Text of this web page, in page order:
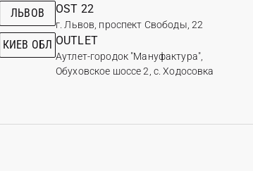
ЛЬВОВ OST 22
г. Львов, проспект Свободы, 22
КИЕВ ОБЛ OUTLET
Аутлет-городок "Мануфактура",
Обуховское шоссе 2, с. Ходосовка